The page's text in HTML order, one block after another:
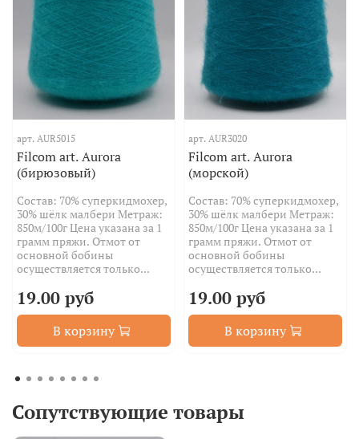
арт. AUR5015
Filcom art. Aurora
(бирюзовый)
Состав: 70% суперкидмохер,
30% шёлк малбери Метраж:
850м/100г Цена указана за 1
грамм пряжи. Отмот от
основной бобины
осуществляется только...
19.00 руб
В корзину
арт. AUR3020
Filcom art. Aurora
(морской)
Состав: 70% суперкидмохер,
30% шёлк малбери Метраж:
850м/100г Цена указана за 1
грамм пряжи. Отмот от
основной бобины
осуществляется только...
19.00 руб
В корзину
Сопутствующие товары